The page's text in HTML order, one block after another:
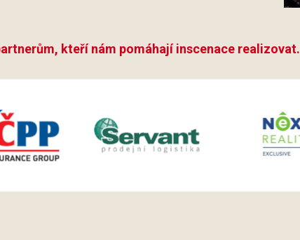
kteří nám pomáhají inscenace realizovat.